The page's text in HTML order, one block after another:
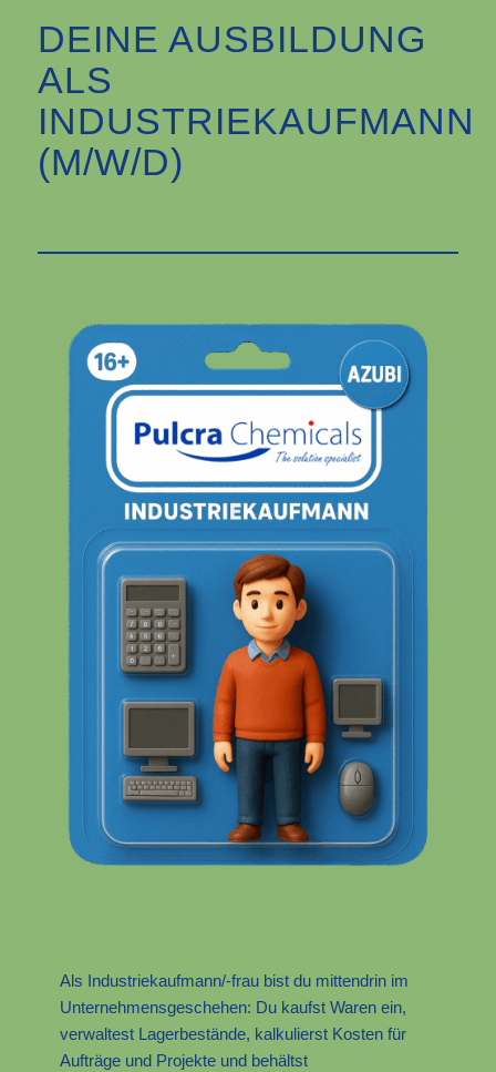
DEINE AUSBILDUNG
ALS
INDUSTRIEKAUFMANN
(M/W/D)
Als Industriekaufmann/-frau bist du mittendrin im
Unternehmensgeschehen: Du kaufst Waren ein,
verwaltest Lagerbestände, kalkulierst Kosten für
Aufträge und Projekte und behältst